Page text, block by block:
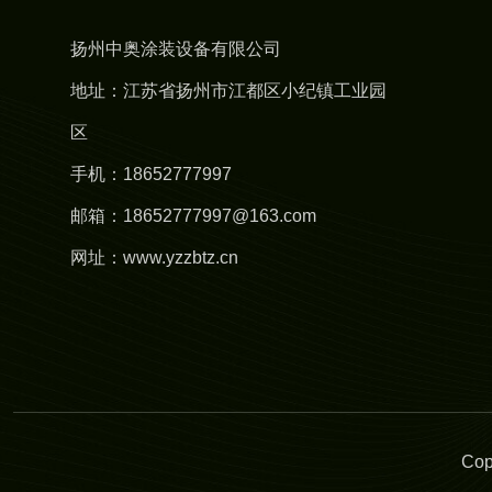
扬州中奥涂装设备有限公司
地址：江苏省扬州市江都区小纪镇工业园
区
手机：18652777997
邮箱：18652777997@163.com
网址：www.yzzbtz.cn